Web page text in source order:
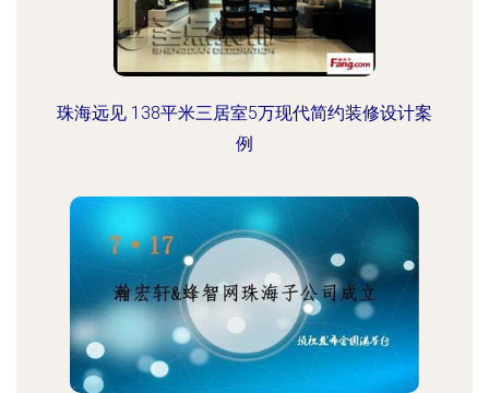
珠海远见 138平米三居室5万现代简约装修设计案
例